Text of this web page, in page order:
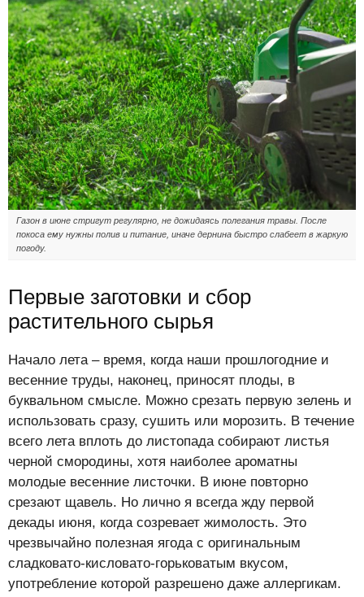
Газон в июне стригут регулярно, не дожидаясь полегания травы. После
покоса ему нужны полив и питание, иначе дернина быстро слабеет в жаркую
погоду.
Первые заготовки и сбор
растительного сырья
Начало лета – время, когда наши прошлогодние и
весенние труды, наконец, приносят плоды, в
буквальном смысле. Можно срезать первую зелень и
использовать сразу, сушить или морозить. В течение
всего лета вплоть до листопада собирают листья
черной смородины, хотя наиболее ароматны
молодые весенние листочки. В июне повторно
срезают щавель. Но лично я всегда жду первой
декады июня, когда созревает жимолость. Это
чрезвычайно полезная ягода с оригинальным
сладковато-кисловато-горьковатым вкусом,
употребление которой разрешено даже аллергикам.